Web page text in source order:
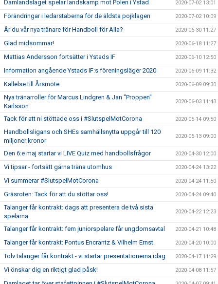
Damlandslaget spelar landskamp mot Polen i Ystad 2020-07-02 13:01
Förändringar i ledarstaberna för de äldsta pojklagen 2020-07-02 10:09
Är du vår nya tränare för Handboll för Alla? 2020-06-30 11:27
Glad midsommar! 2020-06-18 11:27
Mattias Andersson fortsätter i Ystads IF 2020-06-10 12:50
Information angående Ystads IF:s föreningsläger 2020 2020-06-09 11:32
Kallelse till Årsmöte 2020-06-09 09:30
Nya tränarroller för Marcus Lindgren & Jan "Proppen"
Karlsson
2020-06-03 11:43
Tack för att ni stöttade oss i #SlutspelMotCorona 2020-05-14 09:50
Handbollsligans och SHEs samhällsnytta uppgår till 120
miljoner kronor
2020-05-13 09:00
Den 6:e maj startar vi LIVE Quiz med handbollsfrågor 2020-04-30 12:00
Vi tipsar - fortsätt gärna träna utomhus 2020-04-24 13:22
Vi summerar #SlutspelMotCorona 2020-04-24 11:50
Gräsroten: Tack för att du stöttar oss! 2020-04-24 09:40
Talanger får kontrakt: dags att presentera de två sista
spelarna
2020-04-22 12:23
Talanger får kontrakt: fem juniorspelare får ungdomsavtal 2020-04-21 10:48
Talanger får kontrakt: Pontus Encrantz & Vilhelm Ernst 2020-04-20 10:00
Tolv talanger får kontrakt - vi startar presentationerna idag 2020-04-17 11:29
Vi önskar dig en riktigt glad påsk! 2020-04-08 11:57